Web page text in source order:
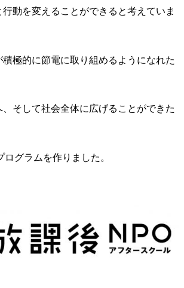
動を変えることができると考えていま
極的に節電に取り組めるようになれた
そして社会全体に広げることができた
グラムを作りました。